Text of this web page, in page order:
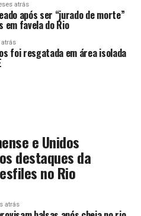
atrás
após ser “jurado de morte”
favela do Rio
atrás
foi resgatada em área isolada
e Unidos
destaques da
no Rio
atrás